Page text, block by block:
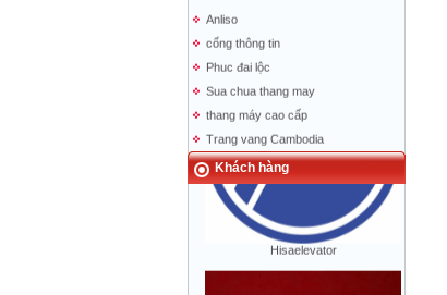
cổng thông tin
Phuc đai lộc
Sua chua thang may
thang máy cao cấp
Trang vang Cambodia
trang vang Lao
bao nguoi lao dong
Khách hàng
Hisaelevator